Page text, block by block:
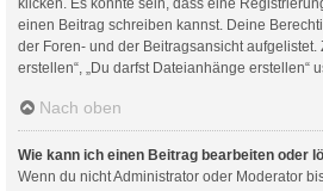
einen Beitrag schreiben kannst. Deine
der Foren- und der Beitragsansicht aufgelistet.
erstellen“, „Du darfst Dateianhänge erstellen“
Nach oben
Wie kann ich einen Beitrag bearbeiten oder
Wenn du nicht Administrator oder Moderator